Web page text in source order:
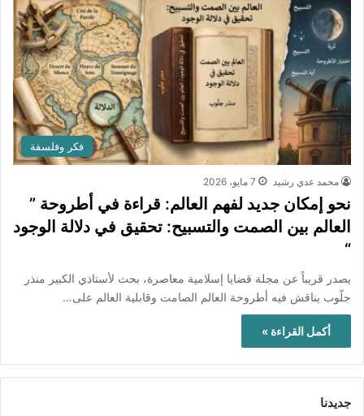
فكر وفلسفة
محمد عدي رشيد 7 مايو، 2026
نحو إمكان جديد لفهم العالم: قراءة في أطروحة ”
العالم بين الصمت والتسبيح: تحقيق في دلالة الوجود
“
يصدر قريباً عن مجلة قضايا إسلامية معاصرة، بحث لأستاذي الكبير منذر
جلّوب يناقش فيه أطروحة العالم الصامت وقابلية العالم على…
أكمل القراءة »
جديدنا